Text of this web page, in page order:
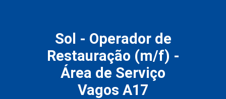
Sol - Operador de
Restauração (m/f) -
Área de Serviço
Vagos A17